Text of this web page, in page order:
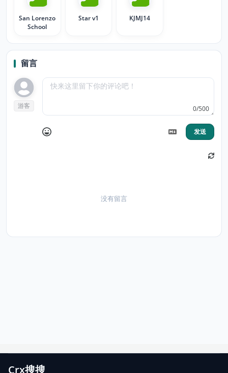
San Lorenzo
School
Star v1 KJMJ14
留言
游客 0/500
发送
没有留言
Crx搜搜